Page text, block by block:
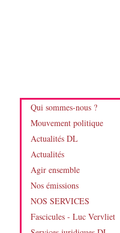
Qui sommes-nous ?
Mouvement politique
Actualités DL
Actualités
Agir ensemble
Nos émissions
NOS SERVICES
Fascicules - Luc Vervliet